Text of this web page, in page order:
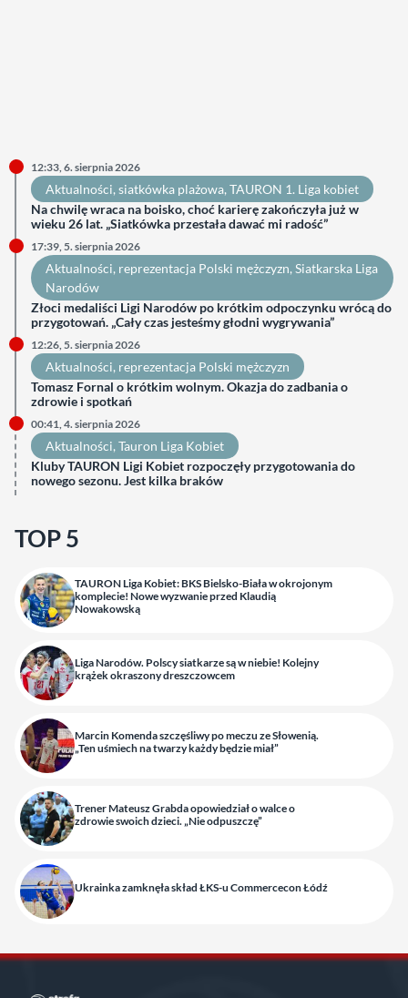
12:33, 6. sierpnia 2026
Aktualności, siatkówka plażowa, TAURON 1. Liga kobiet
Na chwilę wraca na boisko, choć karierę zakończyła już w
wieku 26 lat. „Siatkówka przestała dawać mi radość”
17:39, 5. sierpnia 2026
Aktualności, reprezentacja Polski mężczyzn, Siatkarska Liga
Narodów
Złoci medaliści Ligi Narodów po krótkim odpoczynku wrócą do
przygotowań. „Cały czas jesteśmy głodni wygrywania”
12:26, 5. sierpnia 2026
Aktualności, reprezentacja Polski mężczyzn
Tomasz Fornal o krótkim wolnym. Okazja do zadbania o
zdrowie i spotkań
00:41, 4. sierpnia 2026
Aktualności, Tauron Liga Kobiet
Kluby TAURON Ligi Kobiet rozpoczęły przygotowania do
nowego sezonu. Jest kilka braków
TOP 5
TAURON Liga Kobiet: BKS Bielsko-Biała w okrojonym
komplecie! Nowe wyzwanie przed Klaudią
Nowakowską
Liga Narodów. Polscy siatkarze są w niebie! Kolejny
krążek okraszony dreszczowcem
Marcin Komenda szczęśliwy po meczu ze Słowenią.
„Ten uśmiech na twarzy każdy będzie miał”
Trener Mateusz Grabda opowiedział o walce o
zdrowie swoich dzieci. „Nie odpuszczę”
Ukrainka zamknęła skład ŁKS-u Commercecon Łódź